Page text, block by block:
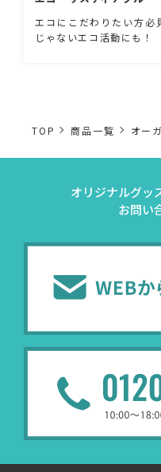
エコにこだわりたい方必
じゃないエコ活動にも！
TOP 商品一覧 オー
オリジナルグッ
お問い